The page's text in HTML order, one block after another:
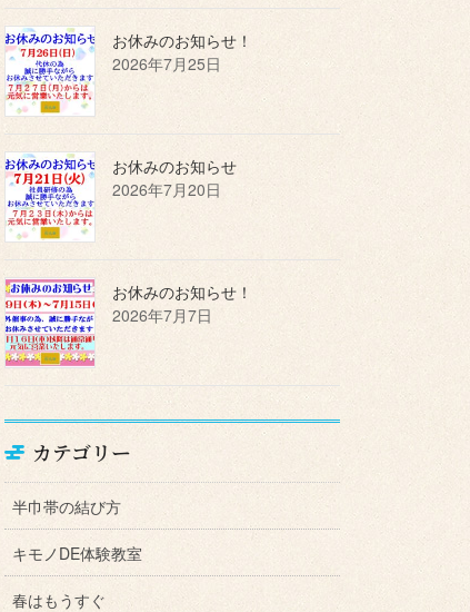
お休みのお知らせ！
2026年7月25日
お休みのお知らせ
2026年7月20日
お休みのお知らせ！
2026年7月7日
カテゴリー
半巾帯の結び方
キモノDE体験教室
春はもうすぐ